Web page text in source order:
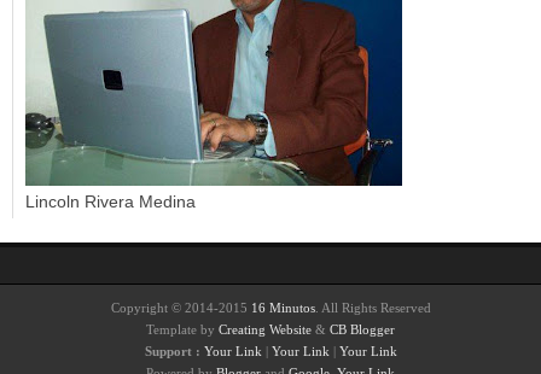
Lincoln Rivera Medina
Copyright © 2014-2015 16 Minutos. All Rights Reserved
Template by Creating Website & CB Blogger
Support : Your Link | Your Link | Your Link